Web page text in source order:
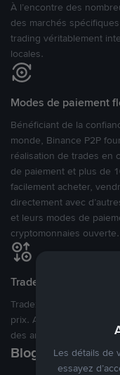
À l’encontre des
des marchés
trading véritablement
locales.
Modes de paiement
Bénéficiant de la
monde, Binance P2P
réalisation de trades en
de paiement et plus de
facilement acheter,
directement avec
et leurs modes de
cryptomonnaies ouverte.
Tradez à des prix
Tradez des cryptos en
prix. Achetez ou
des annonces
Blog P2PLes détails de
essayez